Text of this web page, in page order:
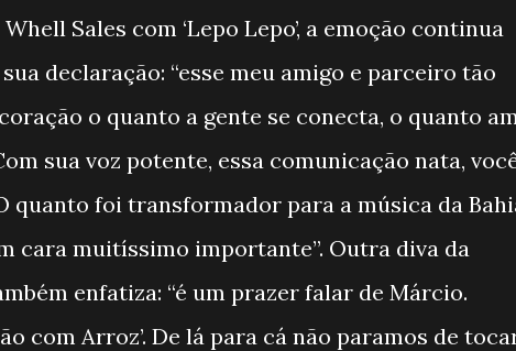
Sales com ‘Lepo Lepo’, a emoção continua
declaração: “esse meu amigo e parceiro tão
o quanto a gente se conecta, o quanto
sua voz potente, essa comunicação nata,
quanto foi transformador para a música da
cara muitíssimo importante”. Outra diva da
enfatiza: “é um prazer falar de Márcio.
com Arroz’. De lá para cá não paramos de